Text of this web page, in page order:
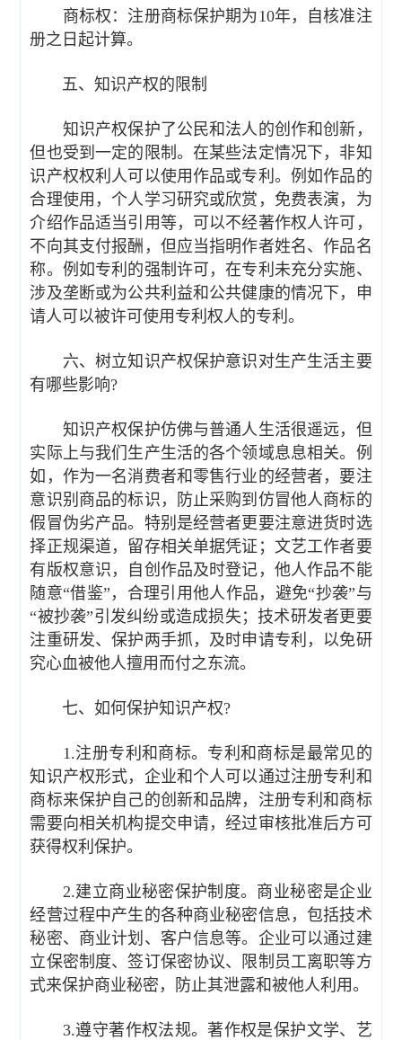
商标权：注册商标保护期为10年，自核准注
册之日起计算。
五、知识产权的限制
知识产权保护了公民和法人的创作和创新，
但也受到一定的限制。在某些法定情况下，非知
识产权权利人可以使用作品或专利。例如作品的
合理使用，个人学习研究或欣赏，免费表演，为
介绍作品适当引用等，可以不经著作权人许可，
不向其支付报酬，但应当指明作者姓名、作品名
称。例如专利的强制许可，在专利未充分实施、
涉及垄断或为公共利益和公共健康的情况下，申
请人可以被许可使用专利权人的专利。
六、树立知识产权保护意识对生产生活主要
有哪些影响?
知识产权保护仿佛与普通人生活很遥远，但
实际上与我们生产生活的各个领域息息相关。例
如，作为一名消费者和零售行业的经营者，要注
意识别商品的标识，防止采购到仿冒他人商标的
假冒伪劣产品。特别是经营者更要注意进货时选
择正规渠道，留存相关单据凭证；文艺工作者要
有版权意识，自创作品及时登记，他人作品不能
随意“借鉴”，合理引用他人作品，避免“抄袭”与
“被抄袭”引发纠纷或造成损失；技术研发者更要
注重研发、保护两手抓，及时申请专利，以免研
究心血被他人擅用而付之东流。
七、如何保护知识产权?
1.注册专利和商标。专利和商标是最常见的
知识产权形式，企业和个人可以通过注册专利和
商标来保护自己的创新和品牌，注册专利和商标
需要向相关机构提交申请，经过审核批准后方可
获得权利保护。
2.建立商业秘密保护制度。商业秘密是企业
经营过程中产生的各种商业秘密信息，包括技术
秘密、商业计划、客户信息等。企业可以通过建
立保密制度、签订保密协议、限制员工离职等方
式来保护商业秘密，防止其泄露和被他人利用。
3.遵守著作权法规。著作权是保护文学、艺